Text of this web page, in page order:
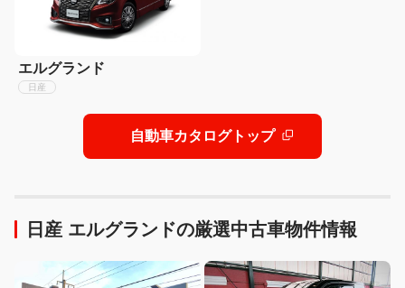
エルグランド
日産
自動車カタログトップ
日産 エルグランドの厳選中古車物件情報